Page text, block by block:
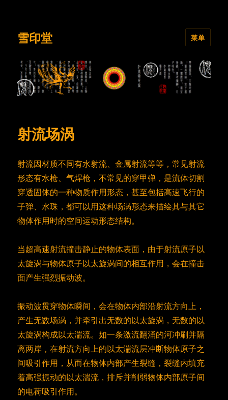
雪印堂 菜单
射流场涡
射流因材质不同有水射流、金属射流等等，常见射流
形态有水枪、气焊枪，不常见的穿甲弹，是流体切割
穿透固体的一种物质作用形态，甚至包括高速飞行的
子弹、水珠，都可以用这种场涡形态来描绘其与其它
物体作用时的空间运动形态结构。
当超高速射流撞击静止的物体表面，由于射流原子以
太旋涡与物体原子以太旋涡间的相互作用，会在撞击
面产生强烈振动波。
振动波贯穿物体瞬间，会在物体内部沿射流方向上，
产生无数场涡，并牵引出无数的以太旋涡，无数的以
太旋涡构成以太湍流。如一条激流翻涌的河冲刷并隔
离两岸，在射流方向上的以太湍流层冲断物体原子之
间吸引作用，从而在物体内部产生裂缝，裂缝内填充
着高强振动的以太湍流，排斥并削弱物体内部原子间
的电荷吸引作用。